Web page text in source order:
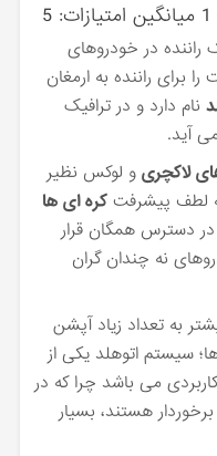
1 میانگین امتیازات:5
در خودروهای
برای راننده به ارمغان
نام دارد و در ترافیک
‌آید.
لاکچری و لوکس نظیر
لطف پیشرفتکره ای ها
دسترس همگان قرار
نه چندان گران
به تعداد زیاد آپشن
سیستم اتوهلد یکی از
می باشد چرا که در
برخوردار هستند، بسیار